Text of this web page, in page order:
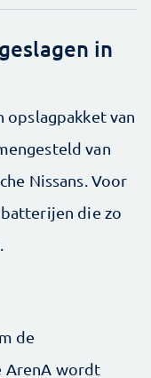
in
opslagpakket van
van
Nissans. Voor
die zo
de
ArenA wordt